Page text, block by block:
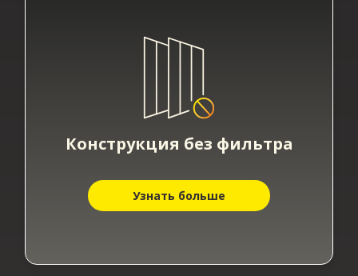
Конструкция без фильтра​
Узнать больше